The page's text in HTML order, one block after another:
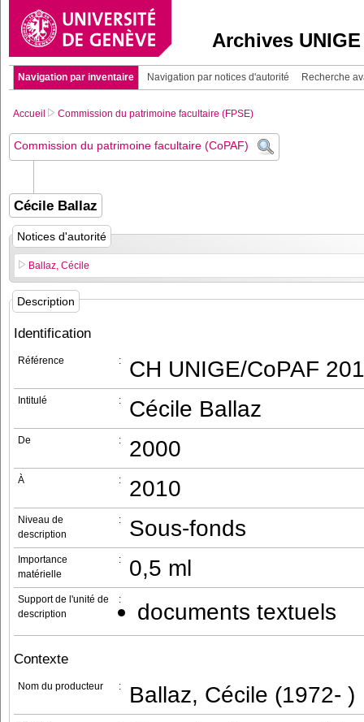
Archives UNIGE
Navigation par inventaire Navigation par notices d'autorité Recherche
Accueil Commission du patrimoine facultaire (FPSE)
Commission du patrimoine facultaire (CoPAF)
Cécile Ballaz
Notices d'autorité
Ballaz, Cécile
Description
Identification
Référence : CH UNIGE/CoPAF
Intitulé : Cécile Ballaz
De : 2000
À : 2010
Niveau de
description
: Sous-fonds
Importance
matérielle
: 0,5 ml
Support de l'unité de
description
: documents textuels
Contexte
Nom du producteur : Ballaz, Cécile (1972- )